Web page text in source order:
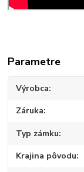
Parametre
Výrobca
Záruka
Typ zámku
Krajina pôvodu